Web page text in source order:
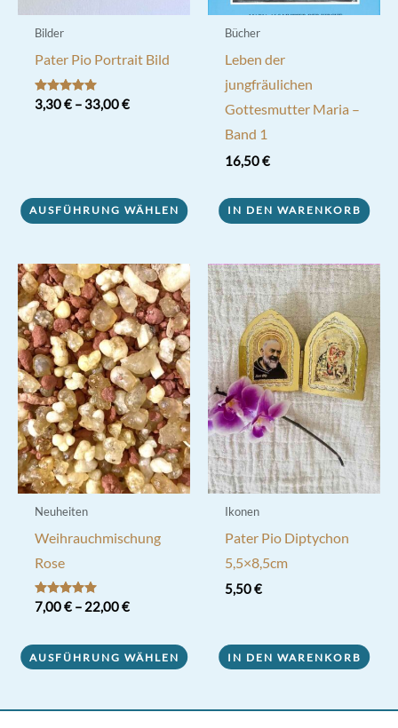
Bilder
Pater Pio Portrait Bild
Bewertet mit
5.00
3,30€– 33,00€
AUSFÜHRUNG WÄHLEN
mehrere
Die
Optionen
können
auf
der
Produktseite
gewählt
werden
Bücher
Leben der
jungfräulichen
Gottesmutter Maria –
Band 1
16,50€
IN DEN WARENKORB
Neuheiten
Weihrauchmischung
Rose
Bewertet mit
5.00
7,00€– 22,00€
AUSFÜHRUNG WÄHLEN
Produkt
mehrere
Ikonen
Pater Pio Diptychon
5,5×8,5cm
5,50€
IN DEN WARENKORB